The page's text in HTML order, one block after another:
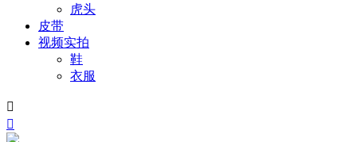
虎头
皮带
视频实拍
鞋
衣服

